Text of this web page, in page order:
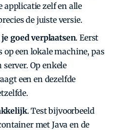
applicatie zelf en alle
de juiste versie.
goed verplaatsen. Eerst
op een lokale machine, pas
Op enkele
een en dezelfde
. Test bijvoorbeeld
met Java en de